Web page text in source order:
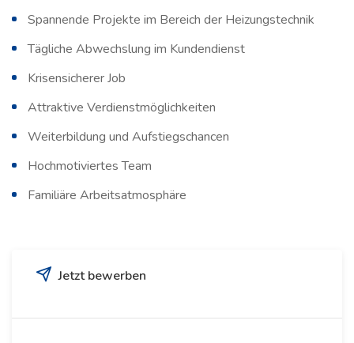
Spannende Projekte im Bereich der Heizungstechnik
Tägliche Abwechslung im Kundendienst
Krisensicherer Job
Attraktive Verdienstmöglichkeiten
Weiterbildung und Aufstiegschancen
Hochmotiviertes Team
Familiäre Arbeitsatmosphäre
Jetzt bewerben